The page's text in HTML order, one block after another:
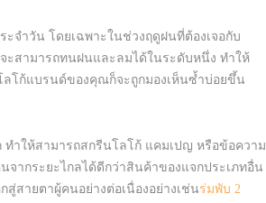
จำวัน โดยเฉพาะในช่วงฤดูฝนที่ต้องเจอกับ
สามารถทนฝนและลมได้ในระดับหนึ่ง ทำให้
ลโก้แบรนด์ของคุณก็จะถูกมองเห็นซ้ำบ่อยขึ้น
ำให้สามารถสกรีนโลโก้ แคมเปญ หรือข้อความ
จากระยะไกลได้ดีกว่าสินค้าของแจกประเภทอื่น
สายตาผู้คนอย่างต่อเนื่องอย่างเช่นร่มพับ 2